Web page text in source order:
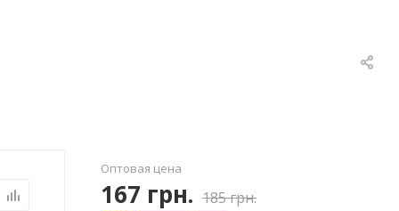
Оптовая цена
167 грн. 185грн.